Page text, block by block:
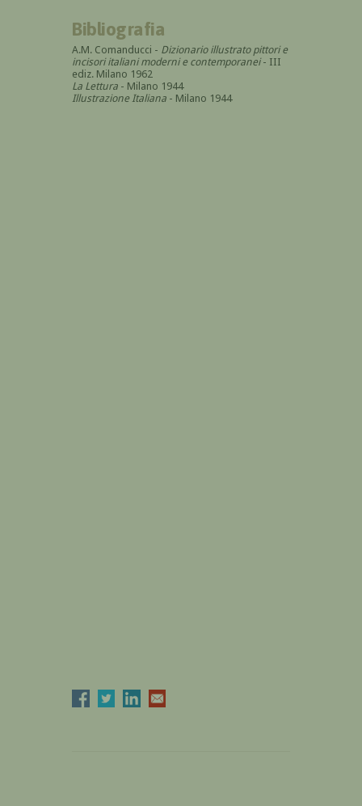
Bibliografia
A.M. Comanducci - Dizionario illustrato pittori e
incisori italiani moderni e contemporanei- III
ediz. Milano 1962
La Lettura - Milano 1944
Illustrazione Italiana - Milano 1944